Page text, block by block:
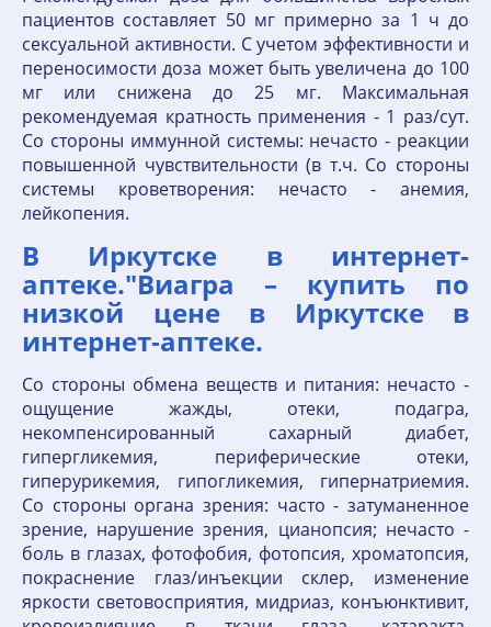
пациентов составляет 50 мг примерно за 1 ч до
сексуальной активности. С учетом эффективности и
переносимости доза может быть увеличена до 100
мг или снижена до 25 мг. Максимальная
рекомендуемая кратность применения - 1 раз/сут.
Со стороны иммунной системы: нечасто - реакции
повышенной чувствительности (в т.ч. Со стороны
системы кроветворения: нечасто - анемия,
лейкопения.
В Иркутске в интернет‐
аптеке."Виагра – купить по
низкой цене в Иркутске в
интернет‐аптеке.
Со стороны обмена веществ и питания: нечасто -
ощущение жажды, отеки, подагра,
некомпенсированный сахарный диабет,
гипергликемия, периферические отеки,
гиперурикемия, гипогликемия, гипернатриемия.
Со стороны органа зрения: часто - затуманенное
зрение, нарушение зрения, цианопсия; нечасто -
боль в глазах, фотофобия, фотопсия, хроматопсия,
покраснение глаз/инъекции склер, изменение
яркости световосприятия, мидриаз, конъюнктивит,